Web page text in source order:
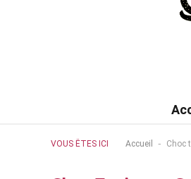
VOUS ÊTES ICI Accueil - Choc